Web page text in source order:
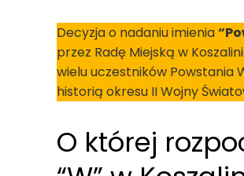
Decyzja o nadaniu imienia
przez Radę Miejską w
wielu uczestników Powstania
historią okresu II Wojny
O której